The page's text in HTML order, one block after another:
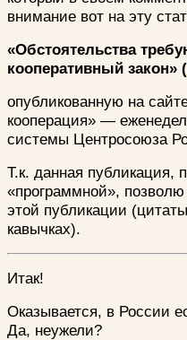
внимание вот на эту
«Обстоятельства
кооперативный закон» (
опубликованную на
кооперация» —
системы Центросоюза
Т.к. данная публикация,
«программной»,
этой публикации
кавычках).
Итак!
Оказывается, в России
Да, неужели?